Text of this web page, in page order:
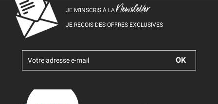
JE M’INSCRIS À LANewsletter
JE REÇOIS DES OFFRES EXCLUSIVES